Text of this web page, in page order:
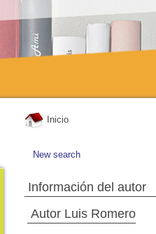
Inicio
New search
Información del autor
Autor Luis Romero